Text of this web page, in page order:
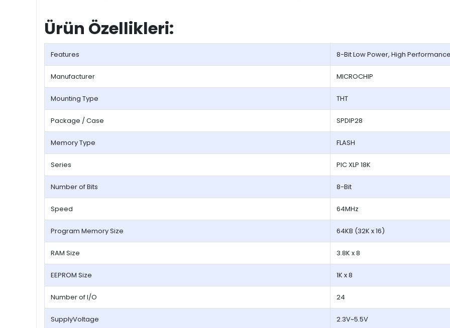
Ürün Özellikleri:
Features 8-Bit Low Power, High Performance
Manufacturer MICROCHIP
Mounting Type THT
Package / Case SPDIP28
Memory Type FLASH
Series PIC XLP 18K
Number of Bits 8-Bit
Speed 64MHz
Program Memory Size 64KB (32K x 16)
RAM Size 3.8K x 8
EEPROM Size 1K x 8
Number of I/O 24
SupplyVoltage 2.3V~5.5V